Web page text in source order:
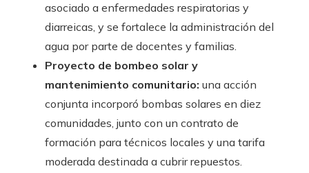
asociado a enfermedades respiratorias y
diarreicas, y se fortalece la administración del
agua por parte de docentes y familias.
Proyecto de bombeo solar y
mantenimiento comunitario: una acción
conjunta incorporó bombas solares en diez
comunidades, junto con un contrato de
formación para técnicos locales y una tarifa
moderada destinada a cubrir repuestos.